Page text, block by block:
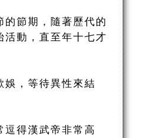
節期，隨著歷代的
活動，直至年十七才
娛，等待異性來結
得漢武帝非常高